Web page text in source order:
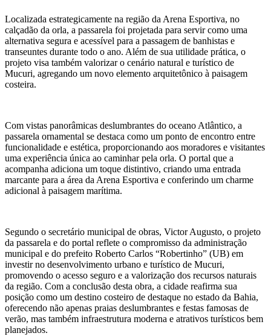
Localizada estrategicamente na região da Arena Esportiva, no
calçadão da orla, a passarela foi projetada para servir como uma
alternativa segura e acessível para a passagem de banhistas e
transeuntes durante todo o ano. Além de sua utilidade prática, o
projeto visa também valorizar o cenário natural e turístico de
Mucuri, agregando um novo elemento arquitetônico à paisagem
costeira.
Com vistas panorâmicas deslumbrantes do oceano Atlântico, a
passarela ornamental se destaca como um ponto de encontro entre
funcionalidade e estética, proporcionando aos moradores e visitantes
uma experiência única ao caminhar pela orla. O portal que a
acompanha adiciona um toque distintivo, criando uma entrada
marcante para a área da Arena Esportiva e conferindo um charme
adicional à paisagem marítima.
Segundo o secretário municipal de obras, Victor Augusto, o projeto
da passarela e do portal reflete o compromisso da administração
municipal e do prefeito Roberto Carlos “Robertinho” (UB) em
investir no desenvolvimento urbano e turístico de Mucuri,
promovendo o acesso seguro e a valorização dos recursos naturais
da região. Com a conclusão desta obra, a cidade reafirma sua
posição como um destino costeiro de destaque no estado da Bahia,
oferecendo não apenas praias deslumbrantes e festas famosas de
verão, mas também infraestrutura moderna e atrativos turísticos bem
planejados.